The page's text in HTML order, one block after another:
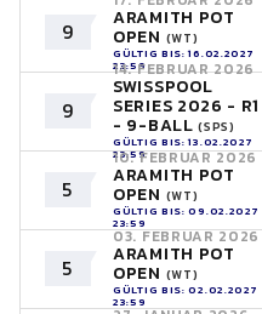
9 ARAMITH POT
OPEN (WT)
GÜLTIG BIS: 16.02.2027
23:59
9
14. FEBRUAR 2026
SWISSPOOL
SERIES 2026 - R1
- 9-BALL(SPS)
GÜLTIG BIS: 13.02.2027
23:59
5
10. FEBRUAR 2026
ARAMITH POT
OPEN (WT)
GÜLTIG BIS: 09.02.2027
23:59
5
03. FEBRUAR 2026
ARAMITH POT
OPEN (WT)
GÜLTIG BIS: 02.02.2027
23:59